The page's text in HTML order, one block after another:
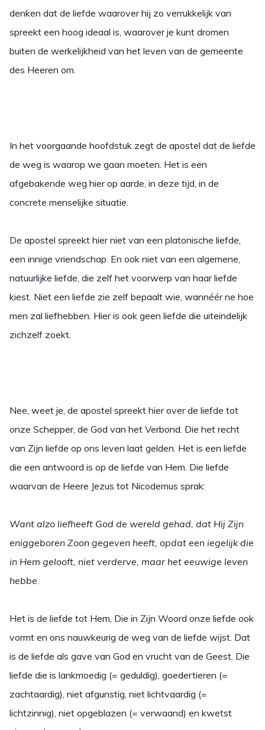
denken dat de liefde waarover hij zo verrukkelijk van
spreekt een hoog ideaal is, waarover je kunt dromen
buiten de werkelijkheid van het leven van de gemeente
des Heeren om.
In het voorgaande hoofdstuk zegt de apostel dat de liefde
de weg is waarop we gaan moeten. Het is een
afgebakende weg hier op aarde, in deze tijd, in de
concrete menselijke situatie.
De apostel spreekt hier niet van een platonische liefde,
een innige vriendschap. En ook niet van een algemene,
natuurlijke liefde, die zelf het voorwerp van haar liefde
kiest. Niet een liefde zie zelf bepaalt wie, wannéér ne hoe
men zal liefhebben. Hier is ook geen liefde die uiteindelijk
zichzelf zoekt.
Nee, weet je, de apostel spreekt hier over de liefde tot
onze Schepper, de God van het Verbond. Die het recht
van Zijn liefde op ons leven laat gelden. Het is een liefde
die een antwoord is op de liefde van Hem. Die liefde
waarvan de Heere Jezus tot Nicodemus sprak:
Want alzo liefheeft God de wereld gehad, dat Hij Zijn
eniggeboren Zoon gegeven heeft, opdat een iegelijk die
in Hem gelooft, niet verderve, maar het eeuwige leven
hebbe.
Het is de liefde tot Hem, Die in Zijn Woord onze liefde ook
vormt en ons nauwkeurig de weg van de liefde wijst. Dat
is de liefde als gave van God en vrucht van de Geest. Die
liefde die is lankmoedig (= geduldig), goedertieren (=
zachtaardig), niet afgunstig, niet lichtvaardig (=
lichtzinnig), niet opgeblazen (= verwaand) en kwetst